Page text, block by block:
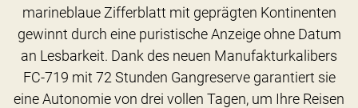
marineblaue Zifferblatt mit geprägten Kontinenten
gewinnt durch eine puristische Anzeige ohne Datum
an Lesbarkeit. Dank des neuen Manufakturkalibers
FC-719 mit 72 Stunden Gangreserve garantiert sie
eine Autonomie von drei vollen Tagen, um Ihre Reisen